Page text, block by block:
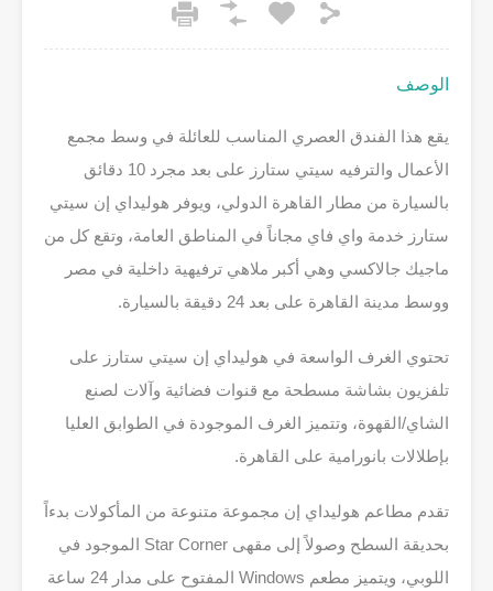
الوصف
يقع هذا الفندق العصري المناسب للعائلة في وسط مجمع
الأعمال والترفيه سيتي ستارز على بعد مجرد 10 دقائق
بالسيارة من مطار القاهرة الدولي، ويوفر هوليداي إن سيتي
ستارز خدمة واي فاي مجاناً في المناطق العامة، وتقع كل من
ماجيك جالاكسي وهي أكبر ملاهي ترفيهية داخلية في مصر
ووسط مدينة القاهرة على بعد 24 دقيقة بالسيارة.
تحتوي الغرف الواسعة في هوليداي إن سيتي ستارز على
تلفزيون بشاشة مسطحة مع قنوات فضائية وآلات لصنع
الشاي/القهوة، وتتميز الغرف الموجودة في الطوابق العليا
بإطلالات بانورامية على القاهرة.
تقدم مطاعم هوليداي إن مجموعة متنوعة من المأكولات بدءاً
بحديقة السطح وصولاً إلى مقهى Star Corner الموجود في
اللوبي، ويتميز مطعم Windows المفتوح على مدار 24 ساعة